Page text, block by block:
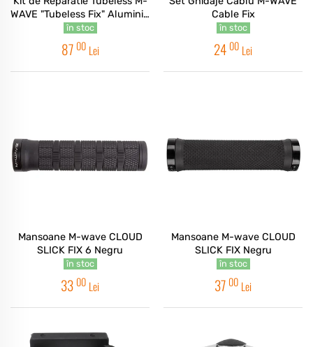
WAVE "Tubeless Fix" Aluminiu
25 grame
în stoc
87 00 Lei
Cable Fix
în stoc
24 00 Lei
Mansoane M-wave CLOUD
SLICK FIX 6 Negru
în stoc
33 00 Lei
Mansoane M-wave CLOUD
SLICK FIX Negru
în stoc
37 00 Lei